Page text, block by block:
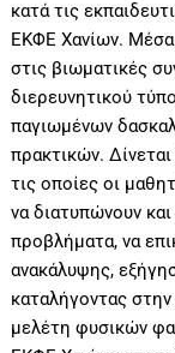
κατά τις
ΕΚΦΕ Χανίων.
στις βιωματικές
διερευνητικού
παγιωμένων
πρακτικών.
τις οποίες οι
να διατυπώνουν
προβλήματα, να
ανακάλυψης,
καταλήγοντας
μελέτη φυσικών